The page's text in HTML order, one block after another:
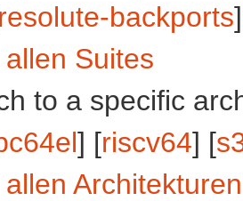
resolute-backports
allen Suites
to a specific
] [riscv64] [
allen Architekturen